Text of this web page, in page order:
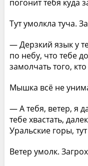
погонит тебя куда
Тут умолкла туча.
— Дерзкий язык у
по небу, что тебе
замолчать того,
Мышка всё не
— А тебя, ветер, я
тебе хвастать,
Уральские горы,
Ветер умолк.